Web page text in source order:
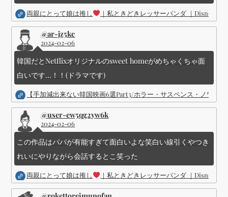
両親にとって娘は推し ｜私ときどきレッサーパンダ ｜Disney (
@ar-jz5kc
2024-02-06
韓国だとNetflixオリジナルのsweet homeがめちゃくちゃ面
白いです...！！(ドラマです)
【手加減出来ない韓国映画6選Part3/ホラー・サスペンス・ノワー
@user-ew5qg2yw6k
2024-02-06
この作品はパパが有能すぎて面白いよな笑白い線引くやつき
れいにやりながら会話するとこ笑った
両親にとって娘は推し ｜私ときどきレッサーパンダ ｜Disney (